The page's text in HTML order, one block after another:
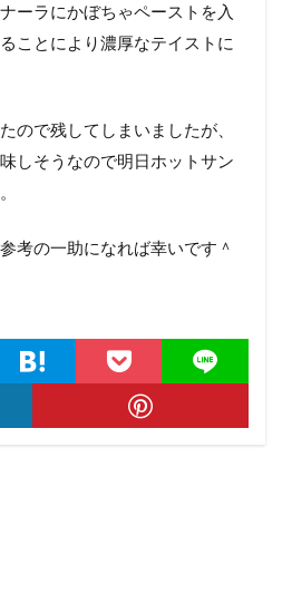
ーラにかぼちゃペーストを入
ことにより濃厚なテイストに
ので残してしまいましたが、
しそうなので明日ホットサン
考の一助になれば幸いです＾